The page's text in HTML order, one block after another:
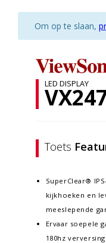
Om op te slaan,
LED DISPLAY
Toets
SuperClear®
kijkhoeken en
meeslepende
Ervaar soepele
180hz